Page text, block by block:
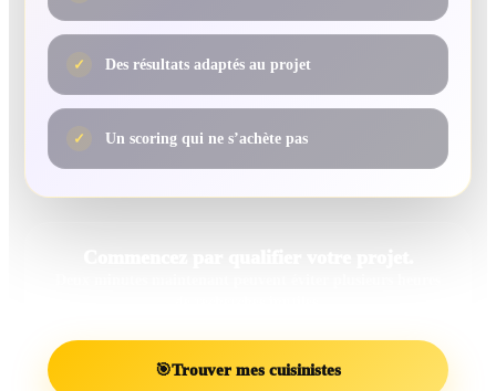
✓ Des résultats adaptés au projet
✓ Un scoring qui ne s’achète pas
🎯Trouver mes cuisinistes